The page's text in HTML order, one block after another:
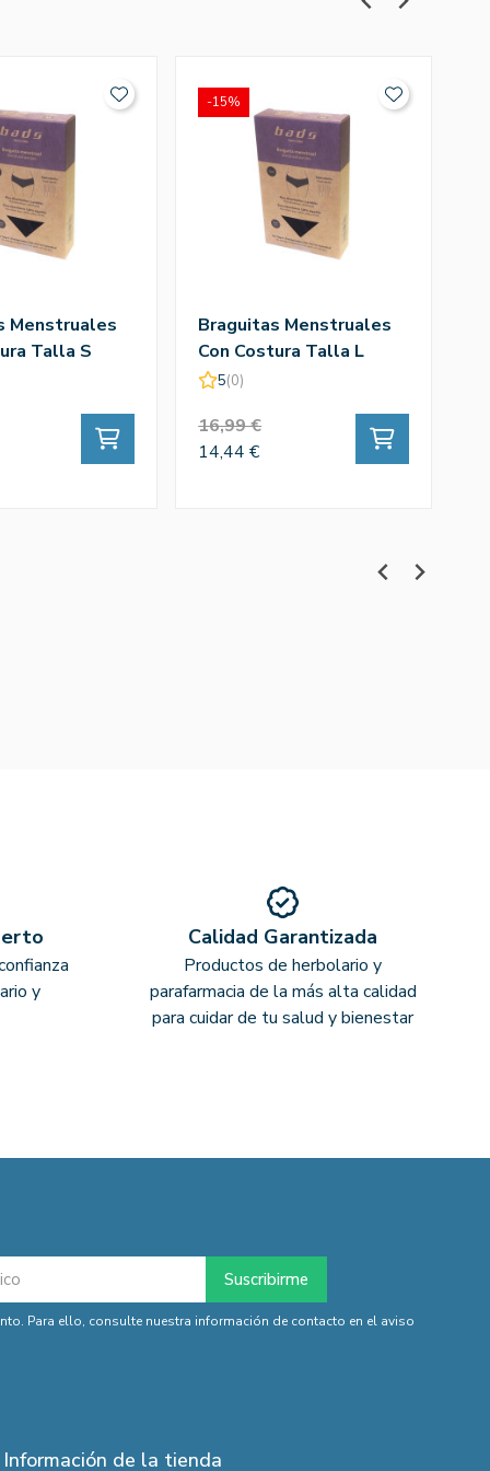
Menstruales
Talla S
Braguitas Menstruales
Con Costura Talla L
5(0)
16,99 €
14,44 €
-15%
y
Calidad Garantizada
Productos de herbolario y
parafarmacia de la más alta calidad
para cuidar de tu salud y bienestar
Para ello, consulte nuestra información de contacto en el aviso
Información de la tienda